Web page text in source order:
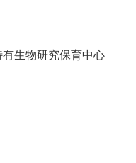
生物研究保育中心